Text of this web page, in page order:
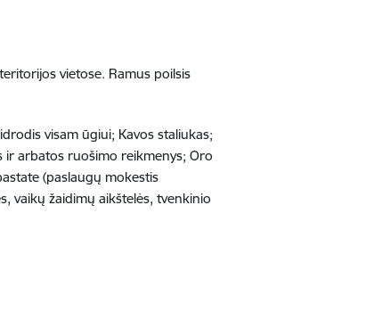
vietose. Ramus poilsis
visam ūgiui; Kavos staliukas;
ir arbatos ruošimo reikmenys; Oro
(paslaugų mokestis
vaikų žaidimų aikštelės, tvenkinio